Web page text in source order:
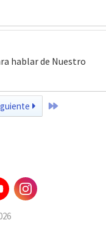
hablar de Nuestro
Último